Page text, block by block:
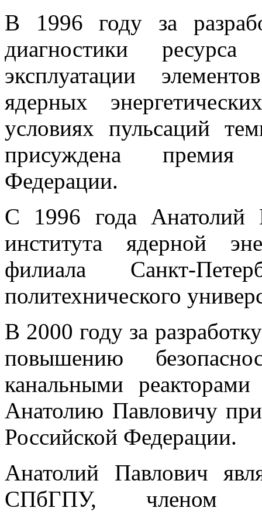
В 1996 году за
диагностики
эксплуатации
ядерных
условиях пульсаций
присуждена премия
Федерации.
С 1996 года Анатолий
института ядерной
филиала Санкт-
политехнического
В 2000 году за
повышению
канальными
Анатолию Павловичу
Российской Федерации.
Анатолий Павлович
СПбГПУ, членом